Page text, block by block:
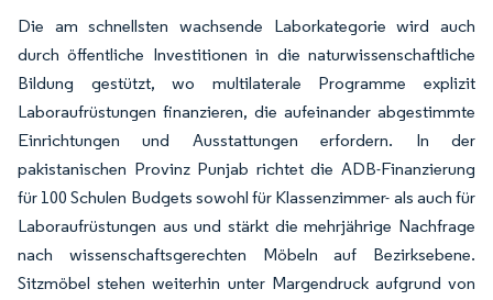
Die am schnellsten wachsende Laborkategorie wird auch
durch öffentliche Investitionen in die naturwissenschaftliche
Bildung gestützt, wo multilaterale Programme explizit
Laboraufrüstungen finanzieren, die aufeinander abgestimmte
Einrichtungen und Ausstattungen erfordern. In der
pakistanischen Provinz Punjab richtet die ADB-Finanzierung
für 100 Schulen Budgets sowohl für Klassenzimmer- als auch für
Laboraufrüstungen aus und stärkt die mehrjährige Nachfrage
nach wissenschaftsgerechten Möbeln auf Bezirksebene.
Sitzmöbel stehen weiterhin unter Margendruck aufgrund von